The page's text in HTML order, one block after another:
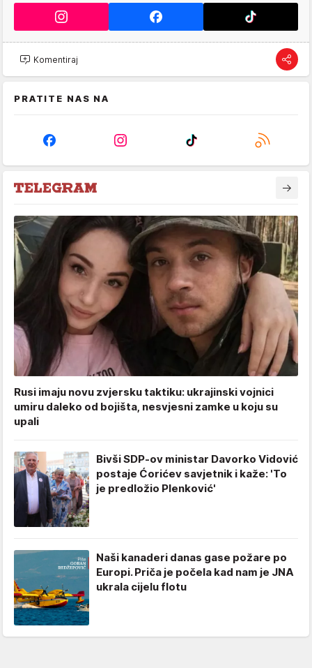
Komentiraj
PRATITE NAS NA
Rusi imaju novu zvjersku taktiku: ukrajinski vojnici
umiru daleko od bojišta, nesvjesni zamke u koju su
upali
Bivši SDP-ov ministar Davorko Vidović
postaje Ćorićev savjetnik i kaže: 'To
je predložio Plenković'
Naši kanaderi danas gase požare po
Europi. Priča je počela kad nam je JNA
ukrala cijelu flotu